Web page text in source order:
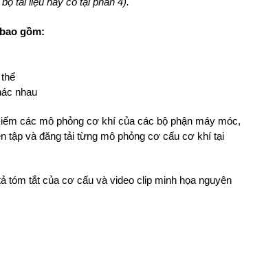
gồm:
nhau
các mô phỏng cơ khí của các bộ phận máy móc,
tập và đăng tải từng mô phỏng cơ cấu cơ khí tại
tóm tắt của cơ cấu và video clip minh họa nguyên